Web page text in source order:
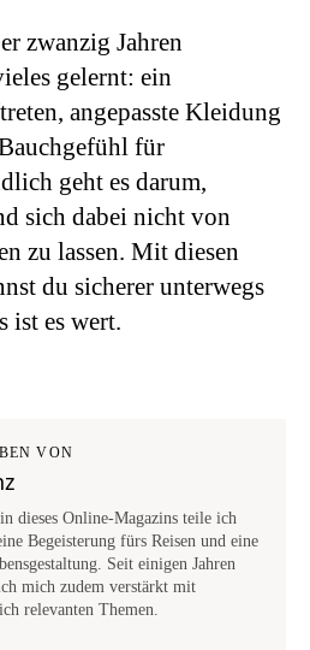
zwanzig Jahren
gelernt: ein
angepasste Kleidung
für
geht es darum,
sich dabei nicht von
zu lassen. Mit diesen
du sicherer unterwegs
ist es wert.
VON
dieses Online-Magazins teile ich
Begeisterung fürs Reisen und eine
Seit einigen Jahren
mich zudem verstärkt mit
relevanten Themen.